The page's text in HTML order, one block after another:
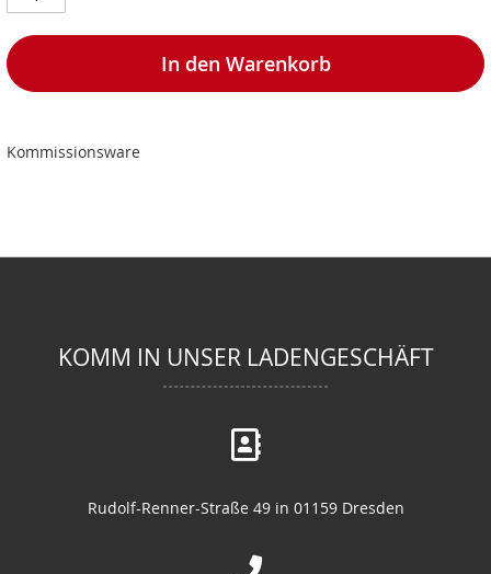
In den Warenkorb
Kommissionsware
KOMM IN UNSER LADENGESCHÄFT
Rudolf-Renner-Straße 49 in 01159 Dresden